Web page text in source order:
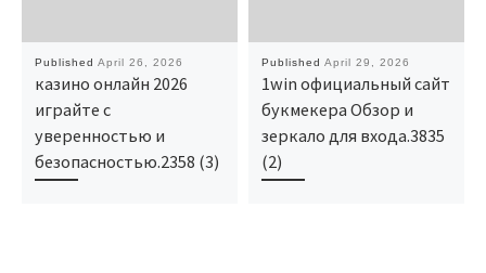
Published April 26, 2026
казино онлайн 2026
играйте с
уверенностью и
безопасностью.2358 (3)
Published April 29, 2026
1win официальный сайт
букмекера Обзор и
зеркало для входа.3835
(2)